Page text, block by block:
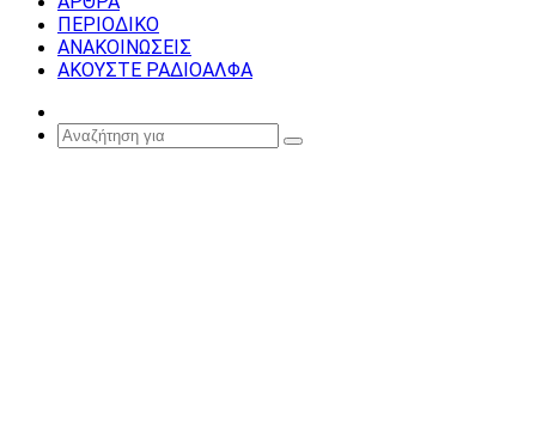
ΠΕΡΙΟΔΙΚΟ
ΑΝΑΚΟΙΝΩΣΕΙΣ
ΑΚΟΥΣΤΕ ΡΑΔΙΟΑΛΦΑ
Article
Αναζήτηση